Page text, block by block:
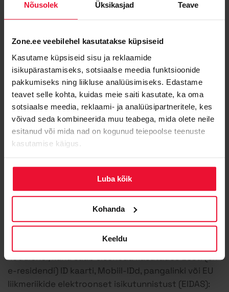
Nõusolek Üksikasjad Teave
Zone.ee veebilehel kasutatakse küpsiseid
Kasutame küpsiseid sisu ja reklaamide
isikupärastamiseks, sotsiaalse meedia funktsioonide
pakkumiseks ning liikluse analüüsimiseks. Edastame
teavet selle kohta, kuidas meie saiti kasutate, ka oma
sotsiaalse meedia, reklaami- ja analüüsipartneritele, kes
võivad seda kombineerida muu teabega, mida olete neile
esitanud või mida nad on kogunud teiepoolse teenuste
kasutamise käigus.
Luba kõik
Kohanda
Keeldu
Autoriseerimiskood saadetakse 10-15 minuti
aadressile.
.EE domeeni registreerija portaal
Autoriseerimiskoodi saate tellida ka läbi
registreerija portaali .EE domeeni keskregistri
kodulehel, kuhu saab siseneda kasutades Eesti (sh
e-residendi) ID kaarti, Mobiil-IDd, pangalinki või EU
liikmeriikide elektroonset isikutunnistust (EIDAS):